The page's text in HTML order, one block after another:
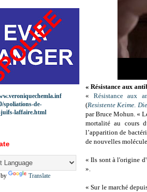
« Résistance aux
« Résistance aux
(Resistente Keime.
par Bruce Mohun. «
mortalité au cours
l’apparition de
de nouvelles
« Ils sont à l'origine
».
« Sur le marché
spoliations-de-
laffaire.html
Translate